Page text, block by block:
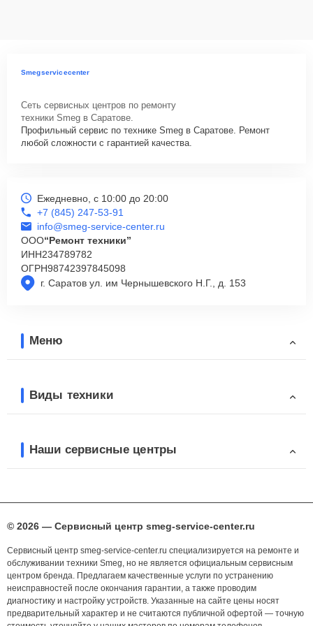
горячей линии: +7 (845) 247-53-91. Наши специалисты оперативно
проконсультируют по всем необходимым вопросам, запишут на
диагностику, подскажут с вариантами курьерской доставки или
оформят выезд мастера в удобное время и место.
Smegservicecenter
Сеть сервисных центров по ремонту
техники Smeg в Саратове.
Профильный сервис по технике Smeg в Саратове. Ремонт
любой сложности с гарантией качества.
г. Саратов ул. им Чернышевского Н.Г., д. 153
Ежедневно, с 10:00 до 20:00
+7 (845) 247-53-91
info@smeg-service-center.ru
ООО“Ремонт техники”
ИНН234789782
ОГРН98742397845098
Меню
Виды техники
Наши сервисные центры
© 2026 — Сервисный центр smeg-service-center.ru
Сервисный центр smeg-service-center.ru специализируется на ремонте и
обслуживании техники Smeg, но не является официальным сервисным
центром бренда. Предлагаем качественные услуги по устранению
неисправностей после окончания гарантии, а также проводим
диагностику и настройку устройств. Указанные на сайте цены носят
предварительный характер и не считаются публичной офертой — точную